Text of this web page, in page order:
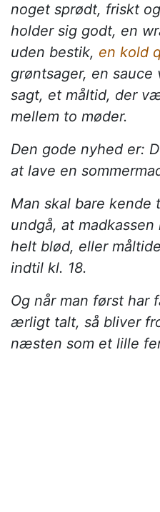
noget sprødt, friskt
holder sig godt, en
uden bestik, en kold
grøntsager, en
sagt, et måltid, der
mellem to møder.
Den gode nyhed er:
at lave en
Man skal bare
undgå, at
helt blød, eller
indtil kl. 18.
Og når man først har
ærligt talt, så bliver
næsten som et lille